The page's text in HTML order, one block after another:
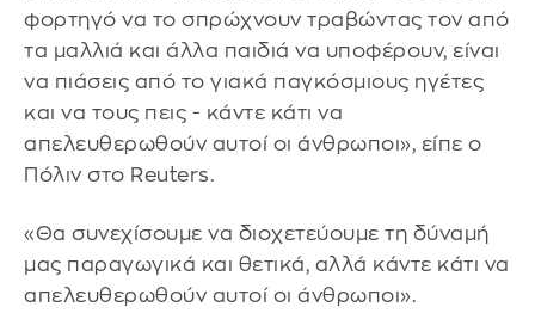
φορτηγό να το σπρώχνουν τραβώντας τον από
τα μαλλιά και άλλα παιδιά να υποφέρουν, είναι
να πιάσεις από το γιακά παγκόσμιους ηγέτες
και να τους πεις - κάντε κάτι να
απελευθερωθούν αυτοί οι άνθρωποι», είπε ο
Πόλιν στο Reuters.
«Θα συνεχίσουμε να διοχετεύουμε τη δύναμή
μας παραγωγικά και θετικά, αλλά κάντε κάτι να
απελευθερωθούν αυτοί οι άνθρωποι».